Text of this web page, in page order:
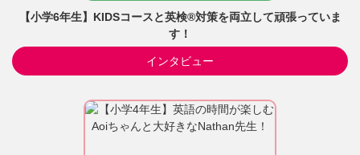
【小学6年生】KIDSコースと英検®対策を両立して頑張っていま
す！
インタビュー